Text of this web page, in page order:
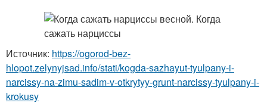
Источник: https://ogorod-bez-
hlopot.zelynyjsad.info/stati/kogda-sazhayut-tyulpany-i-
narcissy-na-zimu-sadim-v-otkrytyy-grunt-narcissy-tyulpany-i-
krokusy